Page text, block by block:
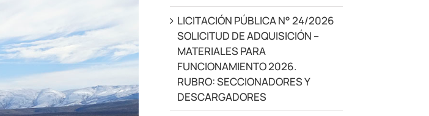
LICITACIÓN PÚBLICA N° 24/2026
SOLICITUD DE ADQUISICIÓN –
MATERIALES PARA
FUNCIONAMIENTO 2026.
RUBRO: SECCIONADORES Y
DESCARGADORES